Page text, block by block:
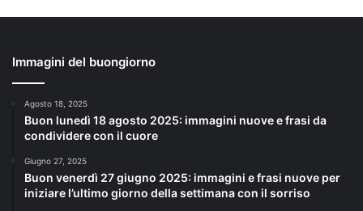
Immagini del buongiorno
Agosto 18, 2025
Buon lunedì 18 agosto 2025: immagini nuove e frasi da
condividere con il cuore
Giugno 27, 2025
Buon venerdì 27 giugno 2025: immagini e frasi nuove per
iniziare l’ultimo giorno della settimana con il sorriso